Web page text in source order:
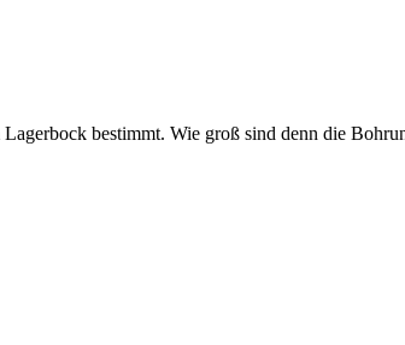
bestimmt. Wie groß sind denn die